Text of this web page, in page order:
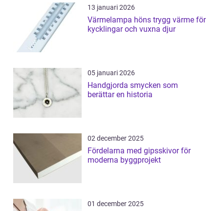
13 januari 2026
Värmelampa höns trygg värme för
kycklingar och vuxna djur
05 januari 2026
Handgjorda smycken som
berättar en historia
02 december 2025
Fördelarna med gipsskivor för
moderna byggprojekt
01 december 2025